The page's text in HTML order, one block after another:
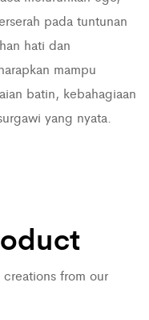
pada tuntunan
hati dan
mampu
batin, kebahagiaan
yang nyata.
from our